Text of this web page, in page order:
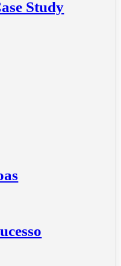
Study